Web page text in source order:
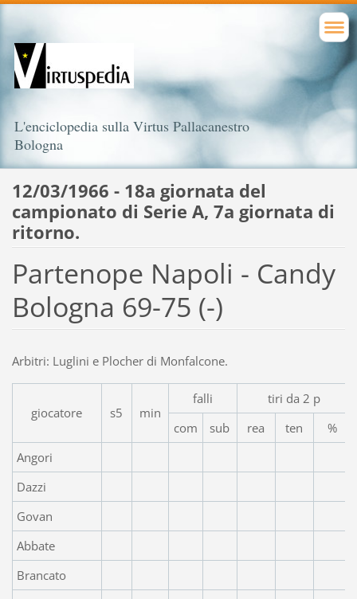
L'enciclopedia sulla Virtus Pallacanestro
Bologna
12/03/1966 - 18a giornata del
campionato di Serie A, 7a giornata di
ritorno.
Partenope Napoli - Candy
Bologna 69-75 (-)
Arbitri: Luglini e Plocher di Monfalcone.
giocatore s5 min
falli
tiri da 2 p
com
sub rea ten
%
Angori
Dazzi
Govan
Abbate
Brancato